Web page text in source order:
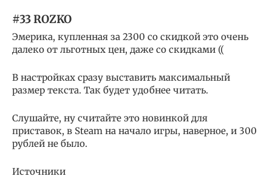
#33 ROZKO
Эмерика, купленная за 2300 со скидкой это очень
далеко от льготных цен, даже со скидками ((
В настройках сразу выставить максимальный
размер текста. Так будет удобнее читать.
Слушайте, ну считайте это новинкой для
приставок, в Steam на начало игры, наверное, и 300
рублей не было.
Источники